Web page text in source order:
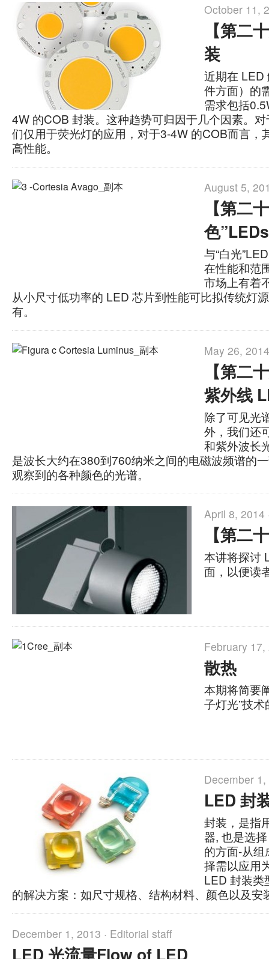
October 11,
【第二
装
近期在 LED
件方面）的
需求包括
4W 的COB 封装。这种趋势可归因于几个因素。
们仅用于荧光灯的应用，对于3-4W 的COB而言，
高性能。
August 5,
【第二
色”LEDs
与“白光
在性能和范
市场上有着
从小尺寸低功率的 LED 芯片到性能可比拟传统灯
有。
May 26,
【第二
紫外线
除了可见光
外，我们还
和紫外波长
是波长大约在380到760纳米之间的电磁波频谱的
观察到的各种颜色的光谱。
April 8, 2014
【第二
本讲将探讨
面，以便读
February 17,
散热
本期将简要
子灯光”技
December
LED 封
封装，是指
器, 也是选
的方面-从
择需以应用
LED 封装类
的解决方案：如尺寸规格、结构材料、颜色以及安
December 1, 2013 · Editorial staff
LED 光流量Flow of LED